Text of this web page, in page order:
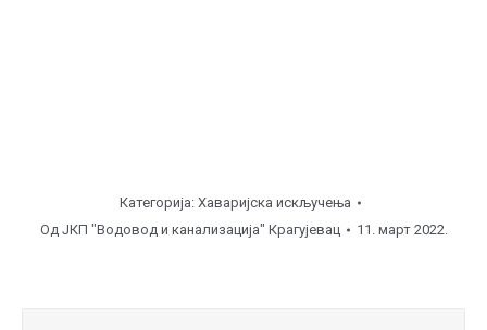
Категорија: Хаваријска искључења
Од ЈКП "Водовод и канализација" Крагујевац 11. март 2022.